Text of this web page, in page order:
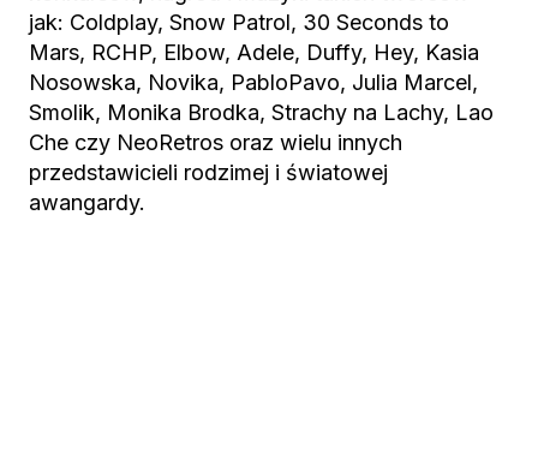
jak: Coldplay, Snow Patrol, 30 Seconds to
Mars, RCHP, Elbow, Adele, Duffy, Hey, Kasia
Nosowska, Novika, PabloPavo, Julia Marcel,
Smolik, Monika Brodka, Strachy na Lachy, Lao
Che czy NeoRetros oraz wielu innych
przedstawicieli rodzimej i światowej
awangardy.